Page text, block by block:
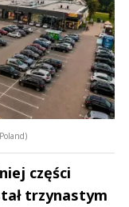
części
trzynastym